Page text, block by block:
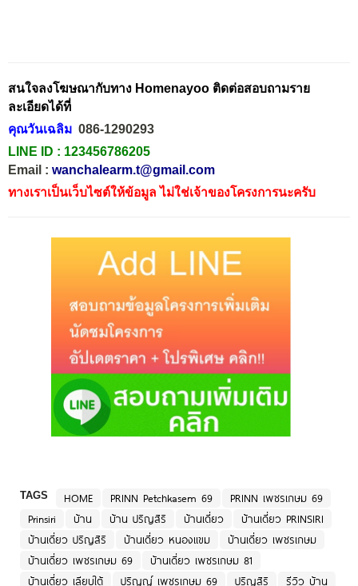
สนใจลงโฆษณากับทาง Homenayoo ติดต่อสอบถามราย
ละเอียดได้ที่
คุณวันเฉลิม 086-1290293
LINE ID : 123456786205
Email : wanchalearm.t@gmail.com
ทางเราเป็นเว็บไซต์ให้ข้อมูล ไม่ใช่เจ้าของโครงการนะครับ
TAGS HOME PRINN Petchkasem 69
PRINN เพชรเกษม 69
Prinsiri
บ้าน บ้าน ปริญสิริ บ้านเดี่ยว
บ้านเดี่ยว PRINSIRI
บ้านเดี่ยว ปริญสิริ
บ้านเดี่ยว หนองแขม
บ้านเดี่ยว เพชรเกษม
บ้านเดี่ยว เพชรเกษม 69
บ้านเดี่ยว เพชรเกษม 81
บ้านเดี่ยว เลียบใต้
ปริญญ์ เพชรเกษม 69 ปริญสิริ
รีวิว บ้าน